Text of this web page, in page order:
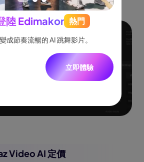
Video AI 定價
陸 Edimakor 熱門
成節奏流暢的 AI 跳舞影片。
立即體驗
將創